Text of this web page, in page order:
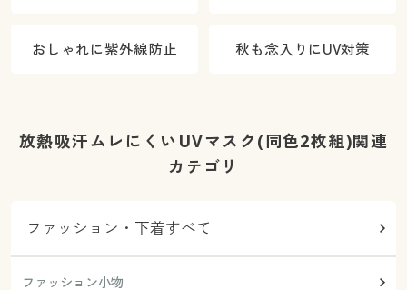
おしゃれに紫外線防止 秋も念入りにUV対策
放熱吸汗ムレにくいUVマスク(同色2枚組)関連
カテゴリ
ファッション・下着すべて
ファッション小物